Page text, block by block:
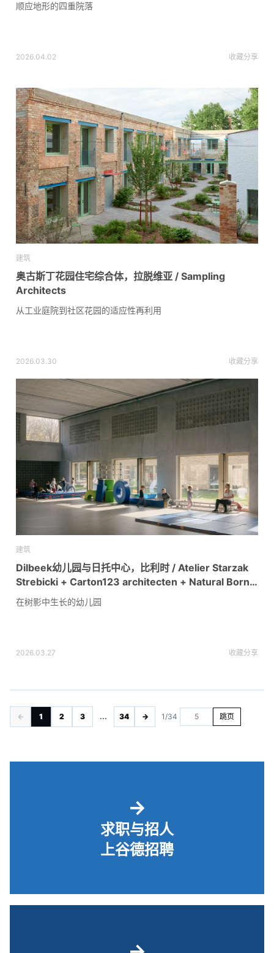
顺应地形的四重院落
2026.04.02 收藏分享
建筑
奥古斯丁花园住宅综合体，拉脱维亚 / Sampling
Architects
从工业庭院到社区花园的适应性再利用
2026.03.30 收藏分享
建筑
Dilbeek幼儿园与日托中心，比利时 / Atelier Starzak
Strebicki + Carton123 architecten + Natural Born
Architects
在树影中生长的幼儿园
2026.03.27 收藏分享
← 1 2 3 ... 34 → 1/34 跳页
→
求职与招人
上谷德招聘